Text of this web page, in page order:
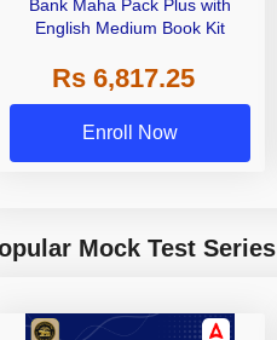
Bank Maha Pack Plus with
English Medium Book Kit
Rs 6,817.25
Enroll Now
Mock Test Series